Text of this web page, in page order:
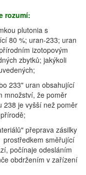
rozumí:
plutonia s
80 %; uran-233; uran
izotopovým
zbytků; jakýkoli
233" uran obsahující
množství, že poměr
238 je vyšší než poměr
přeprava zásilky
prostředkem směřující
počínaje odesláním
obdržením v zařízení